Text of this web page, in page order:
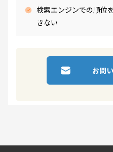
検索エンジンでの順位
きない
お問